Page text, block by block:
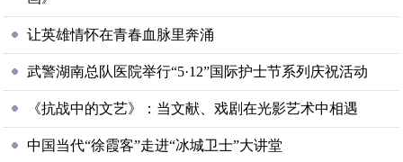
让英雄情怀在青春血脉里奔涌
武警湖南总队医院举行“5·12”国际护士节系列庆祝活动
《抗战中的文艺》：当文献、戏剧在光影艺术中相遇
中国当代“徐霞客”走进“冰城卫士”大讲堂